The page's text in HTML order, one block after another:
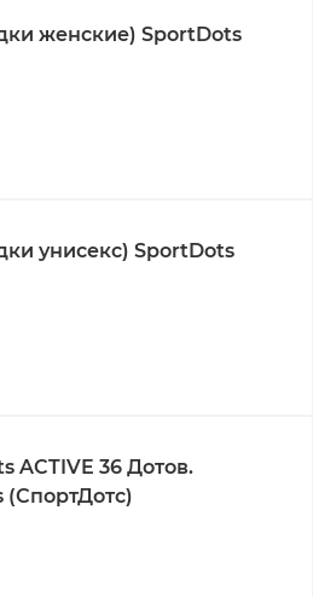
женские) SportDots
унисекс) SportDots
ACTIVE 36 Дотов.
(СпортДотс)